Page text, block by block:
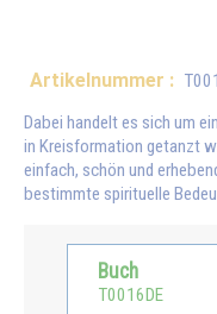
Artikelnummer :
Dabei handelt es sich um
in Kreisformation getanzt
einfach, schön und
bestimmte spirituelle
Buch
T0016DE